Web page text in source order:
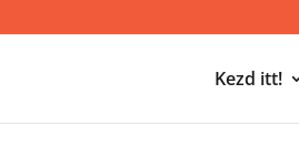
Kezd itt!